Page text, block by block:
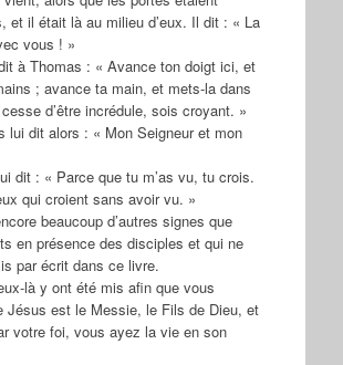
et il était là au milieu d’eux. Il dit : « La
vous ! »
à Thomas : « Avance ton doigt ici, et
; avance ta main, et mets-la dans
d’être incrédule, sois croyant. »
lui dit alors : « Mon Seigneur et mon
dit : « Parce que tu m’as vu, tu crois.
qui croient sans avoir vu. »
beaucoup d’autres signes que
en présence des disciples et qui ne
par écrit dans ce livre.
là y ont été mis afin que vous
Jésus est le Messie, le Fils de Dieu, et
votre foi, vous ayez la vie en son